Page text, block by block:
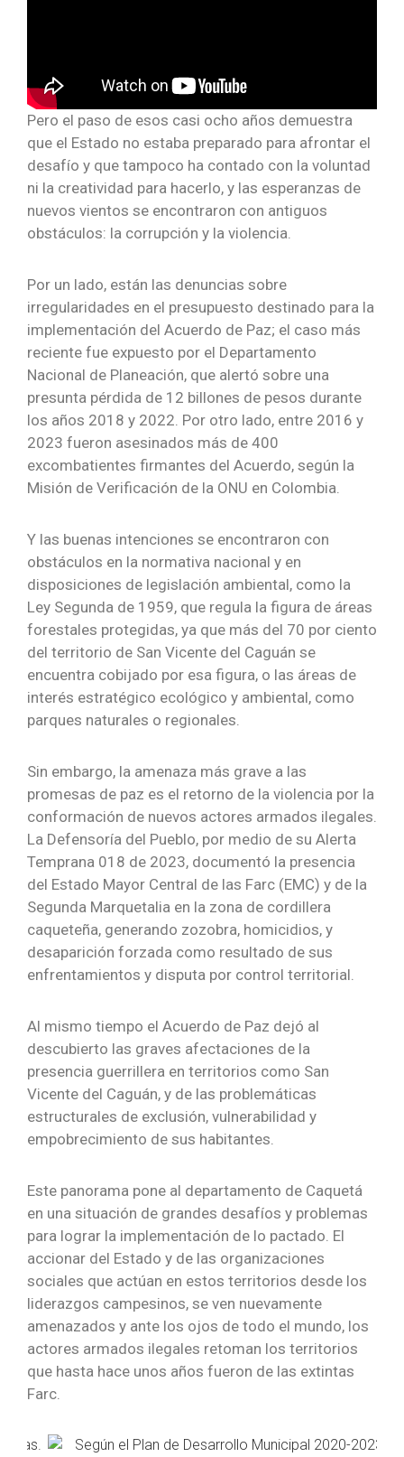
Pero el paso de esos casi ocho años demuestra
que el Estado no estaba preparado para afrontar el
desafío y que tampoco ha contado con la voluntad
ni la creatividad para hacerlo, y las esperanzas de
nuevos vientos se encontraron con antiguos
obstáculos: la corrupción y la violencia.
Por un lado, están las denuncias sobre
irregularidades en el presupuesto destinado para la
implementación del Acuerdo de Paz; el caso más
reciente fue expuesto por el Departamento
Nacional de Planeación, que alertó sobre una
presunta pérdida de 12 billones de pesos durante
los años 2018 y 2022. Por otro lado, entre 2016 y
2023 fueron asesinados más de 400
excombatientes firmantes del Acuerdo, según la
Misión de Verificación de la ONU en Colombia.
Y las buenas intenciones se encontraron con
obstáculos en la normativa nacional y en
disposiciones de legislación ambiental, como la
Ley Segunda de 1959, que regula la figura de áreas
forestales protegidas, ya que más del 70 por ciento
del territorio de San Vicente del Caguán se
encuentra cobijado por esa figura, o las áreas de
interés estratégico ecológico y ambiental, como
parques naturales o regionales.
Sin embargo, la amenaza más grave a las
promesas de paz es el retorno de la violencia por la
conformación de nuevos actores armados ilegales.
La Defensoría del Pueblo, por medio de su Alerta
Temprana 018 de 2023, documentó la presencia
del Estado Mayor Central de las Farc (EMC) y de la
Segunda Marquetalia en la zona de cordillera
caqueteña, generando zozobra, homicidios, y
desaparición forzada como resultado de sus
enfrentamientos y disputa por control territorial.
Al mismo tiempo el Acuerdo de Paz dejó al
descubierto las graves afectaciones de la
presencia guerrillera en territorios como San
Vicente del Caguán, y de las problemáticas
estructurales de exclusión, vulnerabilidad y
empobrecimiento de sus habitantes.
Este panorama pone al departamento de Caquetá
en una situación de grandes desafíos y problemas
para lograr la implementación de lo pactado. El
accionar del Estado y de las organizaciones
sociales que actúan en estos territorios desde los
liderazgos campesinos, se ven nuevamente
amenazados y ante los ojos de todo el mundo, los
actores armados ilegales retoman los territorios
que hasta hace unos años fueron de las extintas
Farc.